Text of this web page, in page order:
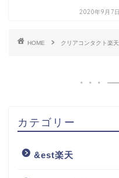
2020年9月7日
HOME クリアコンタクト楽天
カテゴリー
&est楽天